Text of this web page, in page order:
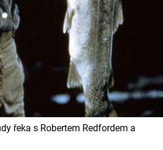
řeka s Robertem Redfordem a